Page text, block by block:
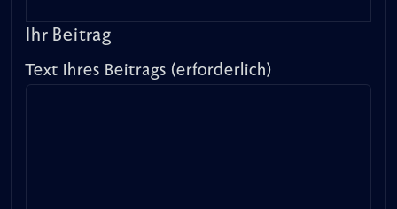
Ihr Beitrag
Text Ihres Beitrags (erforderlich)